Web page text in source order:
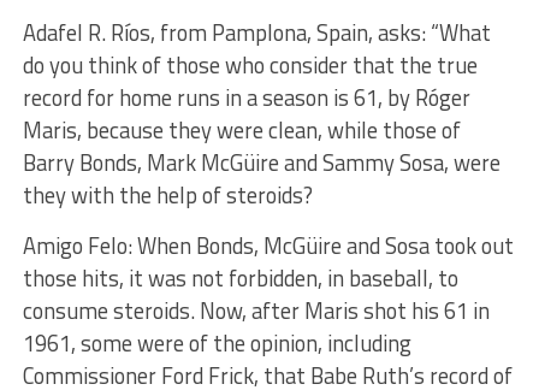
Adafel R. Ríos, from Pamplona, ​​Spain, asks: “What
do you think of those who consider that the true
record for home runs in a season is 61, by Róger
Maris, because they were clean, while those of
Barry Bonds, Mark McGüire and Sammy Sosa, were
they with the help of steroids?
Amigo Felo: When Bonds, McGüire and Sosa took out
those hits, it was not forbidden, in baseball, to
consume steroids. Now, after Maris shot his 61 in
1961, some were of the opinion, including
Commissioner Ford Frick, that Babe Ruth’s record of